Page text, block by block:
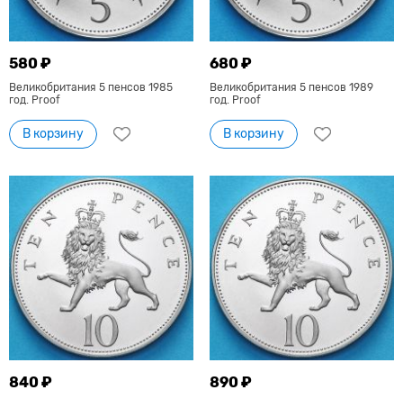
580 ₽
Великобритания 5 пенсов 1985
год. Proof
В корзину
680 ₽
Великобритания 5 пенсов 1989
год. Proof
В корзину
840 ₽ 890 ₽